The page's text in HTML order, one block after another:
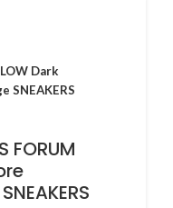
SNEAKERS